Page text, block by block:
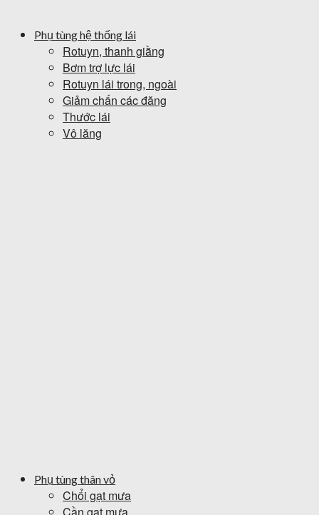
Phụ tùng hệ thống lái
Rotuyn, thanh giằng
Bơm trợ lực lái
Rotuyn lái trong, ngoài
Giảm chấn các đăng
Thước lái
Vô lăng
Phụ tùng thân vỏ
Chổi gạt mưa
Cần gạt mưa